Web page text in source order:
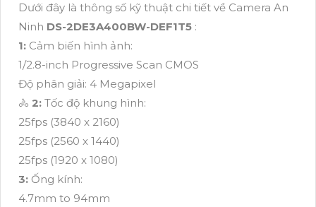
Dưới đây là thông số kỹ thuật chi tiết về Camera An
Ninh DS-2DE3A400BW-DEF1T5 :
1: Cảm biến hình ảnh:
1/2.8-inch Progressive Scan CMOS
Độ phân giải: 4 Megapixel
🚴 2: Tốc độ khung hình:
25fps (3840 x 2160)
25fps (2560 x 1440)
25fps (1920 x 1080)
3: Ống kính:
4.7mm to 94mm